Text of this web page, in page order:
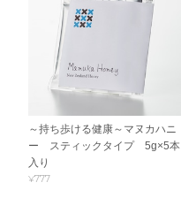
～持ち歩ける健康～マヌカハニ
ー スティックタイプ 5g×5本
入り
¥777